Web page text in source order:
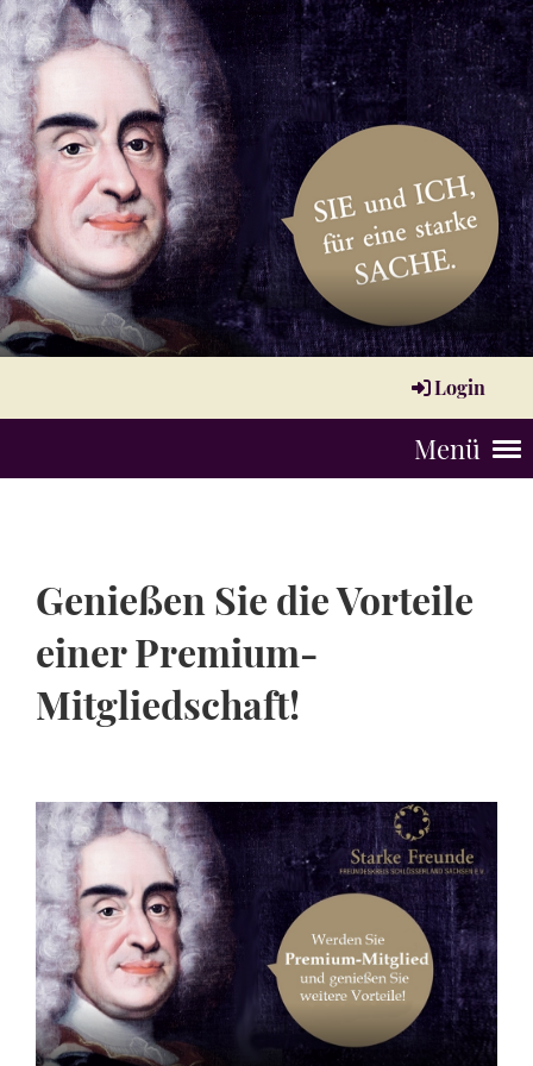
Login
Menü
Genießen Sie die Vorteile
einer Premium-
Mitgliedschaft!